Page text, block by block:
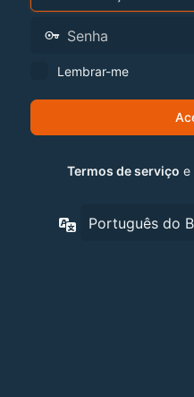
Lembrar-me
Termos de serviço e
Idioma